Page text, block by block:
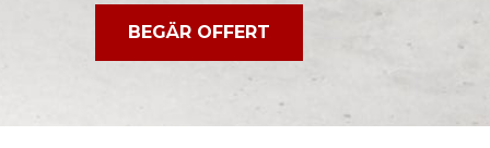
BEGÄR OFFERT